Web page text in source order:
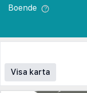
Boende
Visa karta